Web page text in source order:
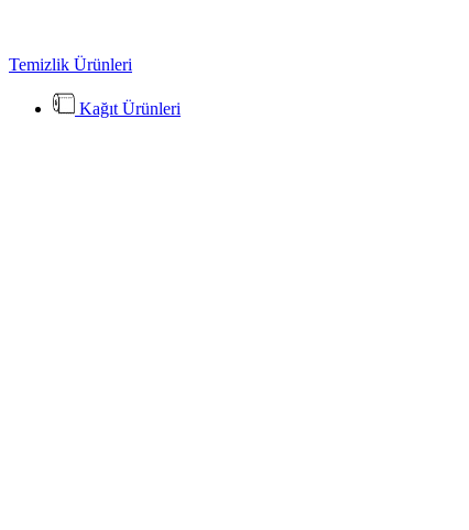
Temizlik Ürünleri
Kağıt Ürünleri